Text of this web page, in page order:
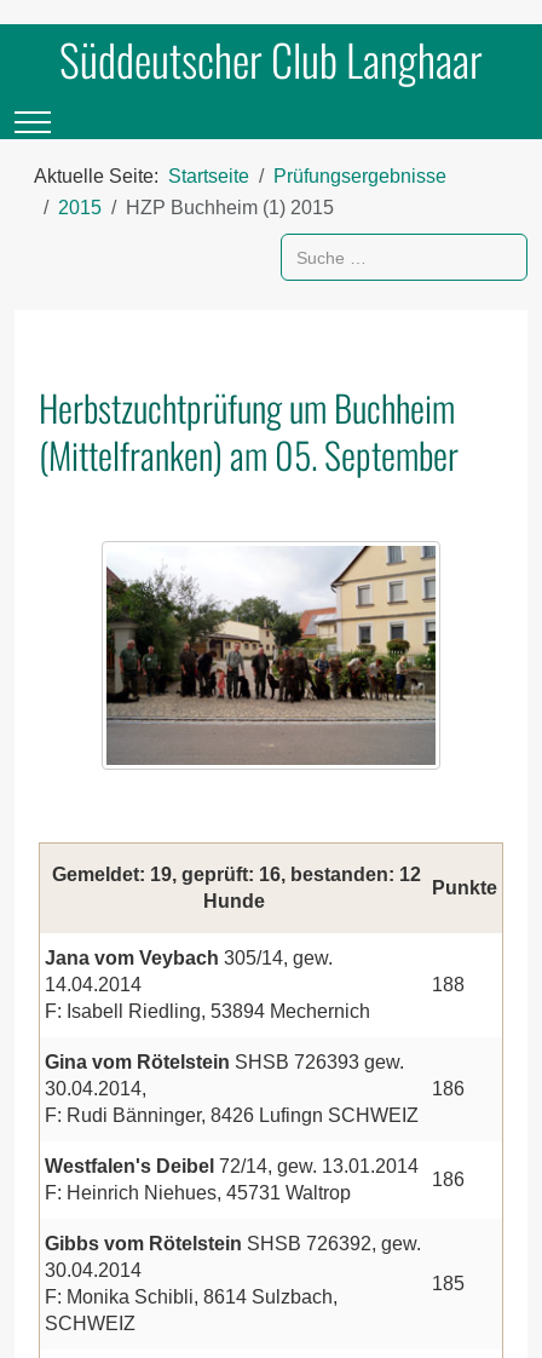
Süddeutscher Club Langhaar
Mobile Menu Toggle
Aktuelle Seite: Startseite
Prüfungsergebnisse
2015
HZP Buchheim (1) 2015
Suchen
Herbstzuchtprüfung um Buchheim
(Mittelfranken) am 05. September
Gemeldet: 19, geprüft: 16, bestanden: 12
Hunde
Punkte
Jana vom Veybach 305/14, gew.
14.04.2014
F: Isabell Riedling, 53894 Mechernich
188
Gina vom Rötelstein SHSB 726393 gew.
30.04.2014,
F: Rudi Bänninger, 8426 Lufingn SCHWEIZ
186
Westfalen's Deibel 72/14, gew. 13.01.2014
F: Heinrich Niehues, 45731 Waltrop
186
Gibbs vom Rötelstein SHSB 726392, gew.
30.04.2014
F: Monika Schibli, 8614 Sulzbach,
SCHWEIZ
185